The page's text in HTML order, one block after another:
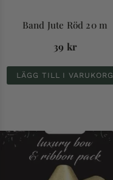
Band Jute Röd 20 m
39 kr
LÄGG TILL I VARUKORG